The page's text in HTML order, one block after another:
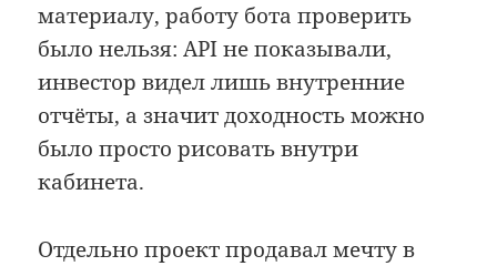
материалу, работу бота проверить
было нельзя: API не показывали,
инвестор видел лишь внутренние
отчёты, а значит доходность можно
было просто рисовать внутри
кабинета.
Отдельно проект продавал мечту в